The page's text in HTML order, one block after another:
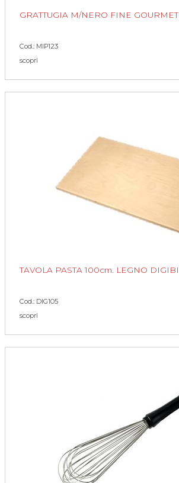
GRATTUGIA M/NERO FINE GOURMET
Cod.: MIP123
scopri
TAVOLA PASTA 100cm. LEGNO DIGIBI
Cod.: DIG105
scopri